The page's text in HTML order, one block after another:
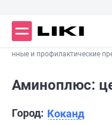
и профилактические
Аминоплюс:
Город: Коканд